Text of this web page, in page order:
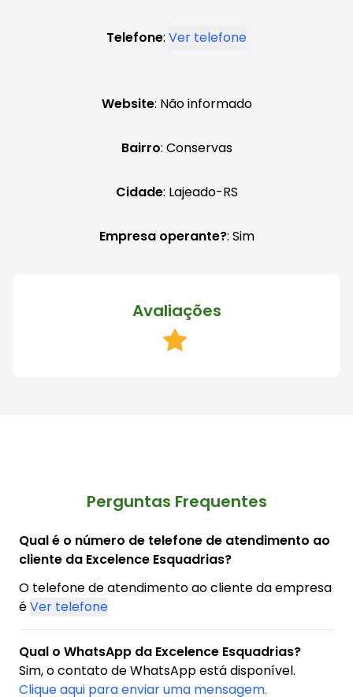
Telefone: Ver telefone
Website: Não informado
Bairro: Conservas
Cidade: Lajeado-RS
Empresa operante?: Sim
Avaliações
Perguntas Frequentes
Qual é o número de telefone de atendimento ao
cliente da Excelence Esquadrias?
O telefone de atendimento ao cliente da empresa
éVer telefone
Qual o WhatsApp da Excelence Esquadrias?
Sim, o contato de WhatsApp está disponível.
Clique aqui para enviar uma mensagem.